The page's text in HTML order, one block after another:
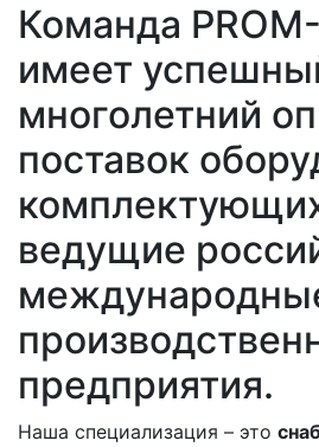
Команда
имеет
многолетний
поставок
ведущие
предприятия.
Наша специализация – это